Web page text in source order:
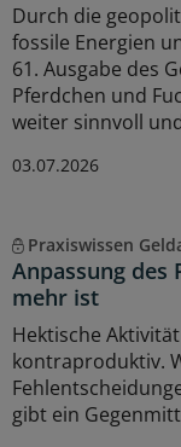
Durch die
fossile Energien
61. Ausgabe des
Pferdchen und
weiter sinnvoll
03.07.2026
Praxiswissen
Anpassung
mehr ist
Hektische
kontraproduktiv.
gibt ein